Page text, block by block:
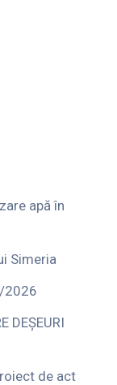
apă în
Simeria
2026
DEȘEURI
de act